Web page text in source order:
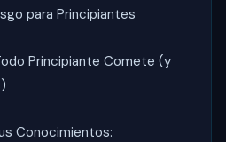
para Principiantes
Principiante Comete (y
Conocimientos: